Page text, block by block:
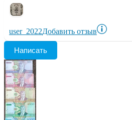
user_2022Добавить отзыв
Написать